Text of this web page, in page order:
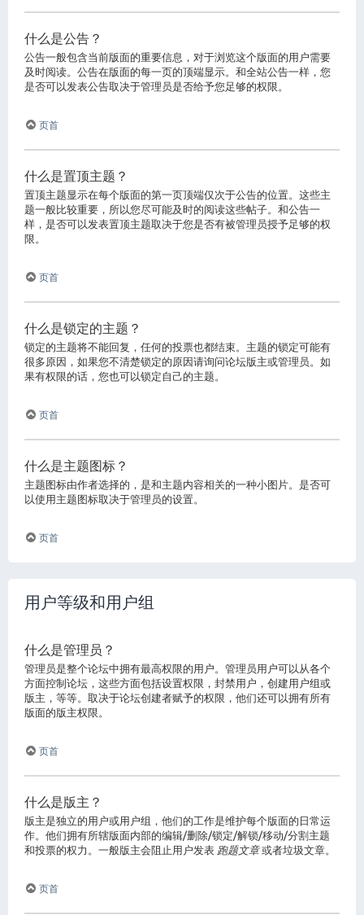
什么是公告？
公告一般包含当前版面的重要信息，对于浏览这个版面的用户需要
及时阅读。公告在版面的每一页的顶端显示。和全站公告一样，您
是否可以发表公告取决于管理员是否给予您足够的权限。
页首
什么是置顶主题？
置顶主题显示在每个版面的第一页顶端仅次于公告的位置。这些主
题一般比较重要，所以您尽可能及时的阅读这些帖子。和公告一
样，是否可以发表置顶主题取决于您是否有被管理员授予足够的权
限。
页首
什么是锁定的主题？
锁定的主题将不能回复，任何的投票也都结束。主题的锁定可能有
很多原因，如果您不清楚锁定的原因请询问论坛版主或管理员。如
果有权限的话，您也可以锁定自己的主题。
页首
什么是主题图标？
主题图标由作者选择的，是和主题内容相关的一种小图片。是否可
以使用主题图标取决于管理员的设置。
页首
用户等级和用户组
什么是管理员？
管理员是整个论坛中拥有最高权限的用户。管理员用户可以从各个
方面控制论坛，这些方面包括设置权限，封禁用户，创建用户组或
版主，等等。取决于论坛创建者赋予的权限，他们还可以拥有所有
版面的版主权限。
页首
什么是版主？
版主是独立的用户或用户组，他们的工作是维护每个版面的日常运
作。他们拥有所辖版面内部的编辑/删除/锁定/解锁/移动/分割主题
和投票的权力。一般版主会阻止用户发表 跑题文章或者垃圾文章。
页首